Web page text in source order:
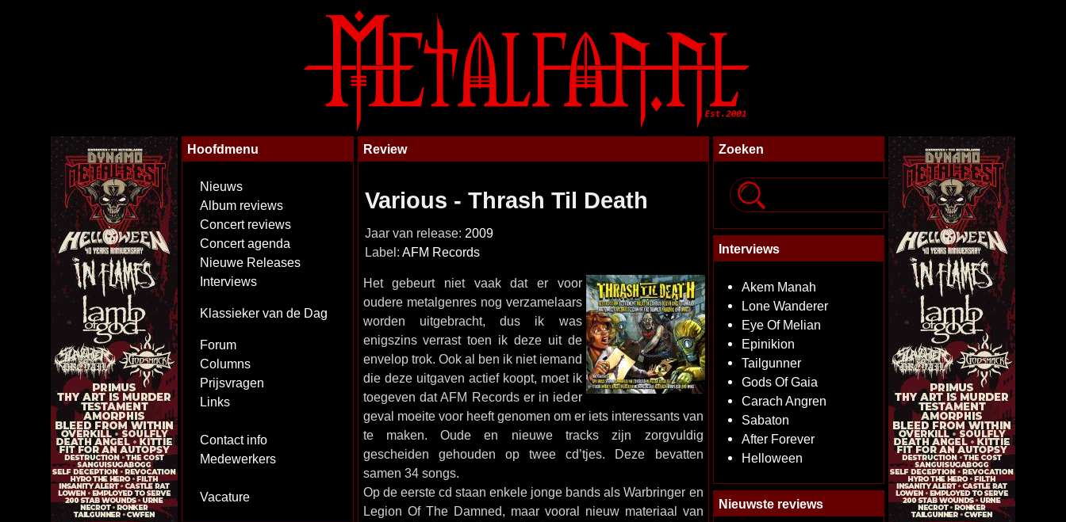
Hoofdmenu
Nieuws
Album reviews
Concert reviews
Concert agenda
Nieuwe Releases
Interviews
Klassieker van de Dag
Forum
Columns
Prijsvragen
Links
Contact info
Medewerkers
Vacature
Review
Various - Thrash Til Death
Jaar van release: 2009
Label: AFM Records
Het gebeurt niet vaak dat er voor
oudere metalgenres nog verzamelaars
worden uitgebracht, dus ik was
enigszins verrast toen ik deze uit de
envelop trok. Ook al ben ik niet iemand
die deze uitgaven actief koopt, moet ik
toegeven dat AFM Records er in ieder
geval moeite voor heeft genomen om er iets interessants van
te maken. Oude en nieuwe tracks zijn zorgvuldig
gescheiden gehouden op twee cd’tjes. Deze bevatten
samen 34 songs.
Op de eerste cd staan enkele jonge bands als Warbringer en
Legion Of The Damned, maar vooral nieuw materiaal van
Zoeken
Interviews
Akem Manah
Lone Wanderer
Eye Of Melian
Epinikion
Tailgunner
Gods Of Gaia
Carach Angren
Sabaton
After Forever
Helloween
Nieuwste reviews